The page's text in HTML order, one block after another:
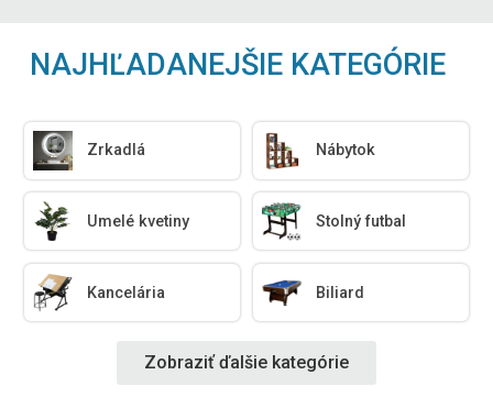
NAJHĽADANEJŠIE KATEGÓRIE
Zrkadlá Nábytok
Umelé kvetiny Stolný futbal
Kancelária Biliard
Zobraziť ďalšie kategórie